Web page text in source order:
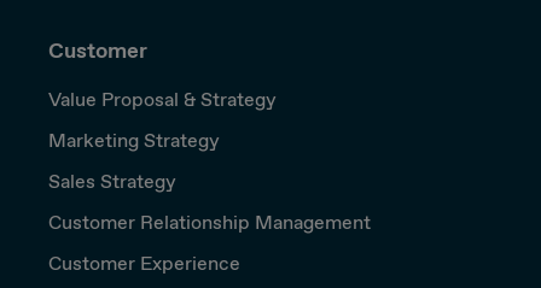
Customer
Value Proposal & Strategy
Marketing Strategy
Sales Strategy
Customer Relationship Management
Customer Experience